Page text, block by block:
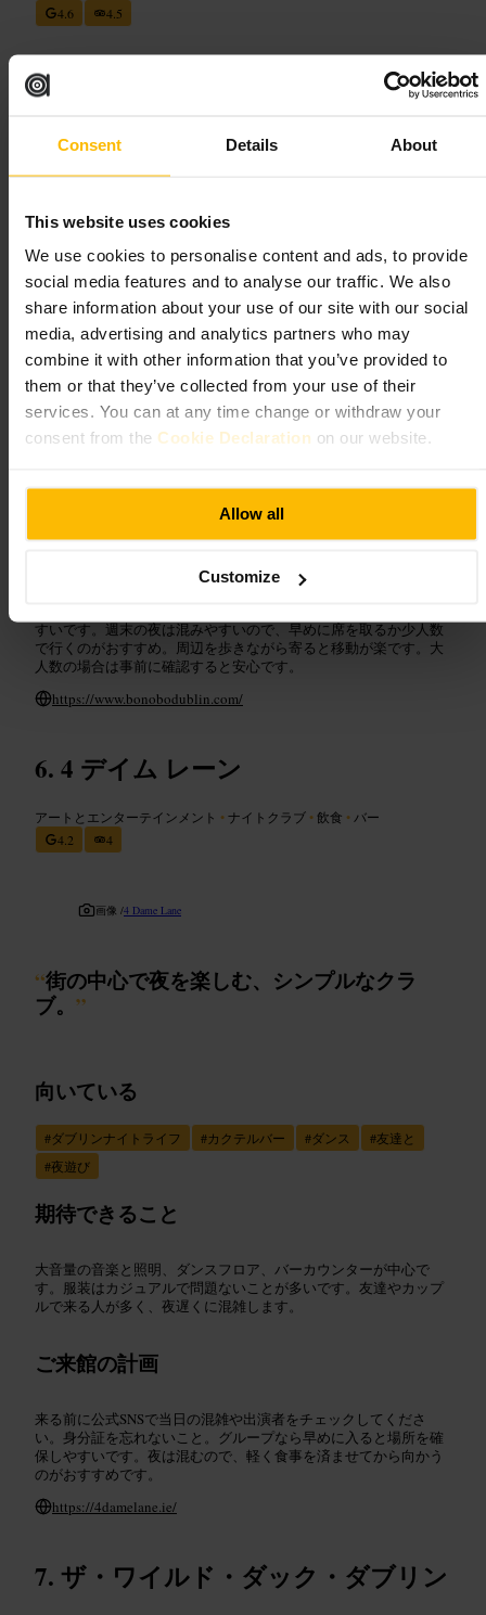
Consent Details About
This website uses cookies
We use cookies to personalise content and ads, to provide
social media features and to analyse our traffic. We also
share information about your use of our site with our social
media, advertising and analytics partners who may
combine it with other information that you’ve provided to
them or that they’ve collected from your use of their
services. You can at any time change or withdraw your
consent from the Cookie Declaration on our website.
Allow all
Customize
4.6
4.5
居心地の良いカフェ兼バー、スミスフィー
ルドでひと息”
向いている
#ダブリン #スミスフィールド #カフェバー #コーヒー好き
#バー巡り #カジュアルディナー
期待できること
日中はコーヒーとスナックで静かに過ごせます。夕方以降はバー
すいです。週末の夜は混みやすいので、早めに席を取るか少人数
で行くのがおすすめ。周辺を歩きながら寄ると移動が楽です。大
人数の場合は事前に確認すると安心です。
https://www.bonobodublin.com/
4 デイム レーン
アートとエンターテインメント •ナイトクラブ • 飲食 • バー
4.2
4
画像 /4 Dame Lane
“街の中心で夜を楽しむ、シンプルなクラ
ブ。 ”
向いている
#ダブリンナイトライフ #カクテルバー #ダンス #友達と
#夜遊び
期待できること
大音量の音楽と照明、ダンスフロア、バーカウンターが中心で
す。服装はカジュアルで問題ないことが多いです。友達やカップ
ルで来る人が多く、夜遅くに混雑します。
ご来館の計画
来る前に公式SNSで当日の混雑や出演者をチェックしてくださ
い。身分証を忘れないこと。グループなら早めに入ると場所を確
保しやすいです。夜は混むので、軽く食事を済ませてから向かう
のがおすすめです。
https://4damelane.ie/
ザ・ワイルド・ダック・ダブリン